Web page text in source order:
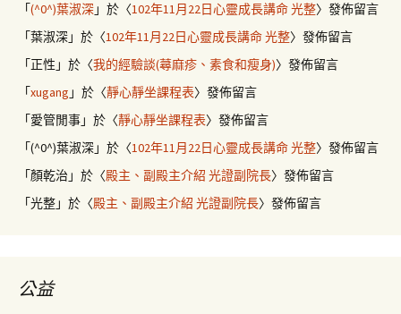
「(^0^)葉淑深」於〈102年11月22日心靈成長講命 光整〉發佈留言
「葉淑深」於〈102年11月22日心靈成長講命 光整〉發佈留言
「正性 」於〈我的經驗談(蕁麻疹、素食和瘦身)〉發佈留言
「xugang 」於〈靜心靜坐課程表〉發佈留言
「愛管閒事」於〈靜心靜坐課程表〉發佈留言
「(^0^)葉淑深」於〈102年11月22日心靈成長講命 光整〉發佈留言
「顏乾治 」於〈殿主、副殿主介紹 光證副院長〉發佈留言
「光整」於〈殿主、副殿主介紹 光證副院長〉發佈留言
公益